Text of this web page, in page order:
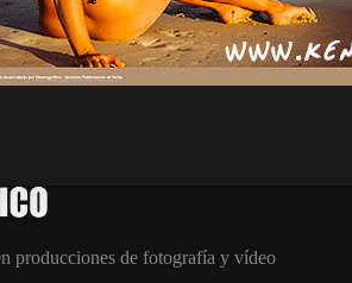
producciones de fotografía y vídeo